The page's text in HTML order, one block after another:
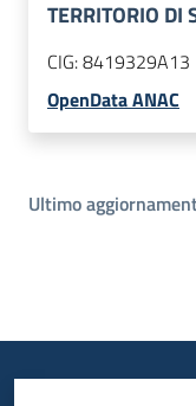
TERRITORIO DI
CIG:8419329A13
OpenData ANAC
Ultimo